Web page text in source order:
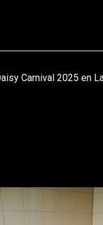
Carnival 2025 en